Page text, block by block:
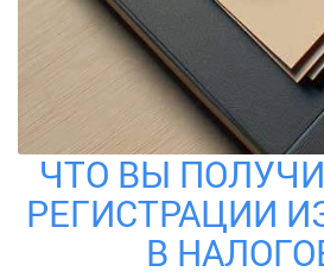
ЧТО ВЫ
РЕГИСТРАЦИИ
В